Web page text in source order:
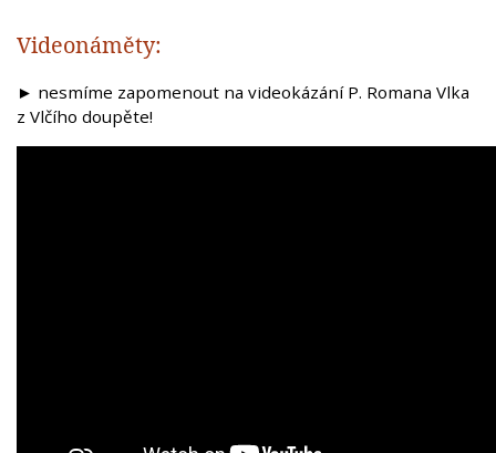
Videonáměty:
► nesmíme zapomenout na videokázání P. Romana Vlka
z Vlčího doupěte!